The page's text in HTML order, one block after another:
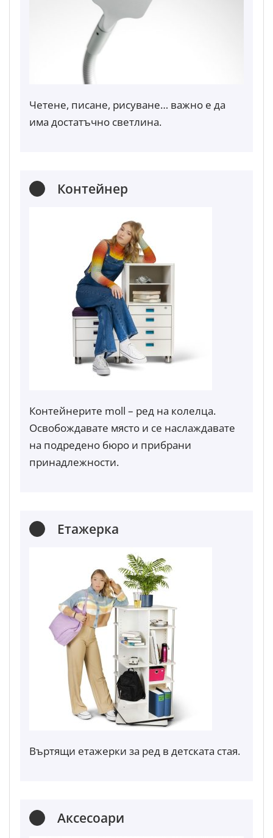
Четене, писане, рисуване… важно е да
има достатъчно светлина.
Контейнер
Контейнерите moll – ред на колелца.
Освобождавате място и се наслаждавате
на подредено бюро и прибрани
принадлежности.
Етажерка
Въртящи етажерки за ред в детската стая.
Аксесоари